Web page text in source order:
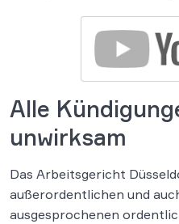
Alle
unwirksam
Das Arbeitsgericht
außerordentlichen und
ausgesprochenen